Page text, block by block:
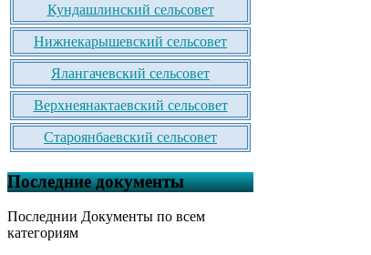
Кундашлинский сельсовет
Нижнекарышевский сельсовет
Ялангачевский сельсовет
Верхнеянактаевский сельсовет
Староянбаевский сельсовет
Последние документы
Последнии Документы по всем
категориям